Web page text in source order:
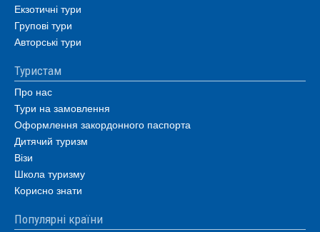
Екзотичні тури
Групові тури
Авторські тури
Туристам
Про нас
Тури на замовлення
Оформлення закордонного паспорта
Дитячий туризм
Візи
Школа туризму
Корисно знати
Популярні країни